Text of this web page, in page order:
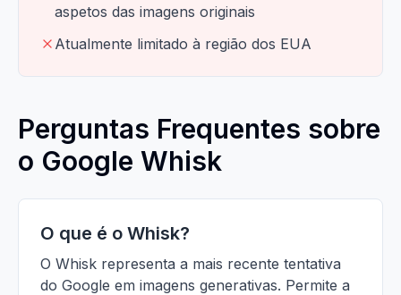
aspetos das imagens originais
Atualmente limitado à região dos EUA
Perguntas Frequentes sobre
o Google Whisk
O que é o Whisk?
O Whisk representa a mais recente tentativa
do Google em imagens generativas. Permite a